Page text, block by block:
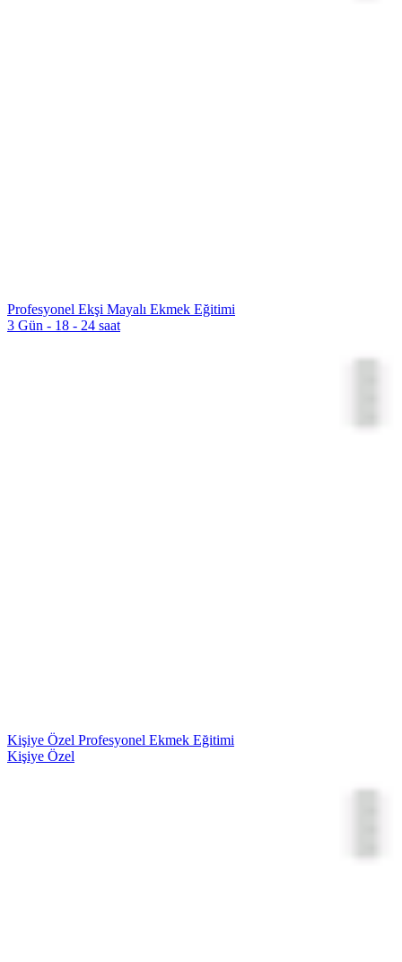
Profesyonel Ekşi Mayalı Ekmek Eğitimi
3 Gün - 18 - 24 saat
Kişiye Özel Profesyonel Ekmek Eğitimi
Kişiye Özel